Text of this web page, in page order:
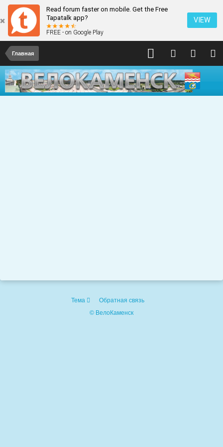
Read forum faster on mobile. Get the Free
Tapatalk app?
FREE - on Google Play
VIEW
Главная
Тема
Обратная связь
© ВелоКаменск